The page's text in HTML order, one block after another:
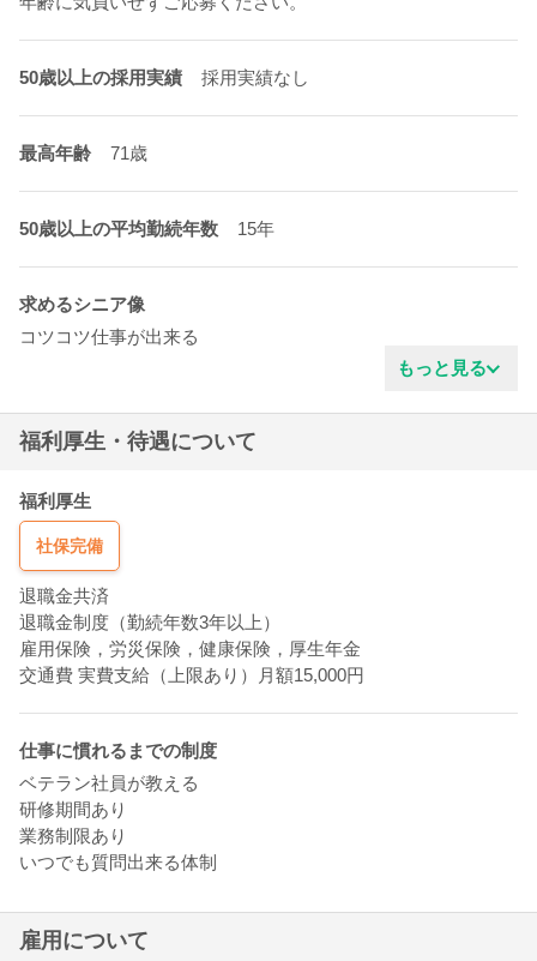
50歳以上の採用実績 採用実績なし
最高年齢 71歳
50歳以上の平均勤続年数 15年
求めるシニア像
コツコツ仕事が出来る
ITに苦手意識がない
業界の豊富な知識
明るいタイプ
新しい事を学ぶ姿勢
技術力がある
穏やかな雰囲気
清潔感がある
責任感がある
もっと見る
福利厚生・待遇について
福利厚生
社保完備
退職金共済
退職金制度（勤続年数3年以上）
雇用保険，労災保険，健康保険，厚生年金
交通費 実費支給（上限あり）月額15,000円
仕事に慣れるまでの制度
ベテラン社員が教える
研修期間あり
業務制限あり
いつでも質問出来る体制
雇用について